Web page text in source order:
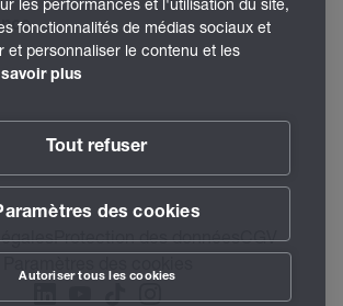
Protection des donnéesCGV
les performances et l'utilisation du site,
fonctionnalités de médias sociaux et
et personnaliser le contenu et les
savoir plus
Tout refuser
des cookies
Autoriser tous les cookies